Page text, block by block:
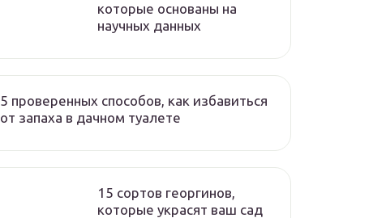
которые основаны на
научных данных
5 проверенных способов, как избавиться
от запаха в дачном туалете
15 сортов георгинов,
которые украсят ваш сад